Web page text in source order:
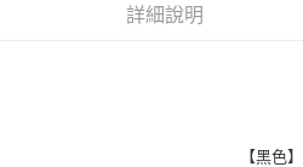
AFTEE先享後付是「在收到商品之後才付
每筆NT$80，滿NT$1,800(含以上)免
詳細說明
【黑色】